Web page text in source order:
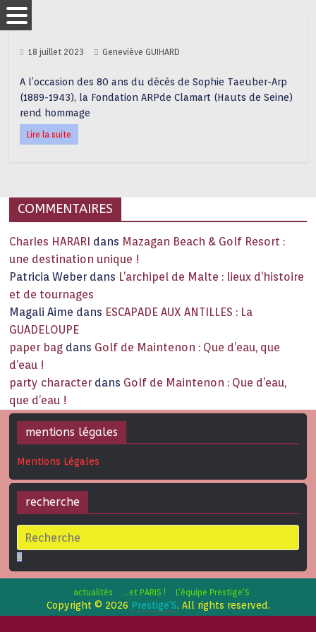
18 juillet 2023 Geneviève GUIHARD
A l’occasion des 80 ans du décès de Sophie Taeuber-Arp
(1889-1943), la Fondation ARPde Clamart (Hauts de Seine)
rend hommage
Lire la suite
COMMENTAIRES
Charles HARARI dans Mazagan Beach & Golf Resort :
une destination unique !
Patricia Weber dans L’archipel de Malte : lieux d’histoire
et de tournages
Magali Aime dans ESCAPADE AUX ANTILLES : La
GUADELOUPE
paper bag dans Golf de Maintenon : Que d’eau, que
d’eau !
party character dans Golf de Maintenon : Que d’eau,
que d’eau !
mentions légales
Mentions Légales
recherche
actualités …et PARIS ! L’équipe Prestige’S
Copyright © 2026 Prestige'S. All rights reserved.